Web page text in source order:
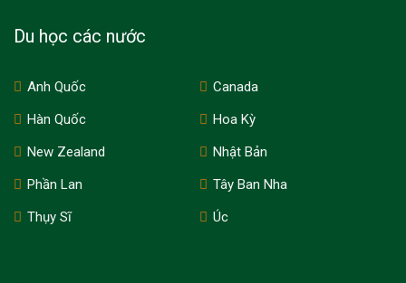
Du học các nước
Anh Quốc
Canada
Hàn Quốc
Hoa Kỳ
New Zealand
Nhật Bản
Phần Lan
Tây Ban Nha
Thụy Sĩ
Úc